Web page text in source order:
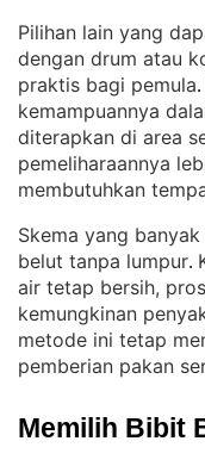
Pilihan lain yang
dengan drum atau
praktis bagi pemula.
kemampuannya
diterapkan di area
pemeliharaannya
membutuhkan
Skema yang
belut tanpa lumpur.
air tetap bersih,
kemungkinan
metode ini tetap
pemberian pakan
Memilih Bibit